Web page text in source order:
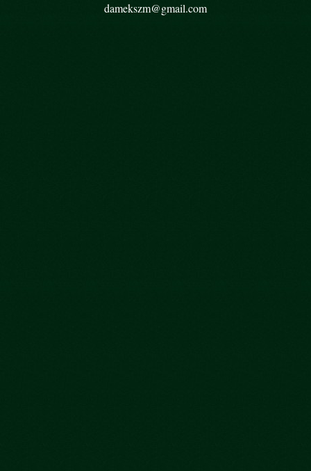
damekszm@gmail.com